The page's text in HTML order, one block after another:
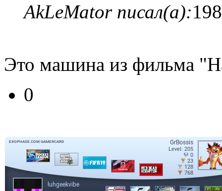
AkLeMator писал(а):
Это машина из фильма
0